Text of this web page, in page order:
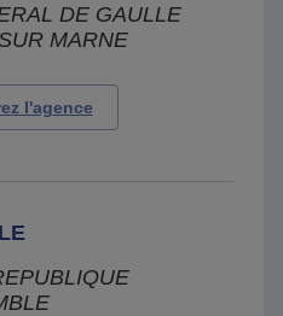
DE GAULLE
MARNE
l'agence